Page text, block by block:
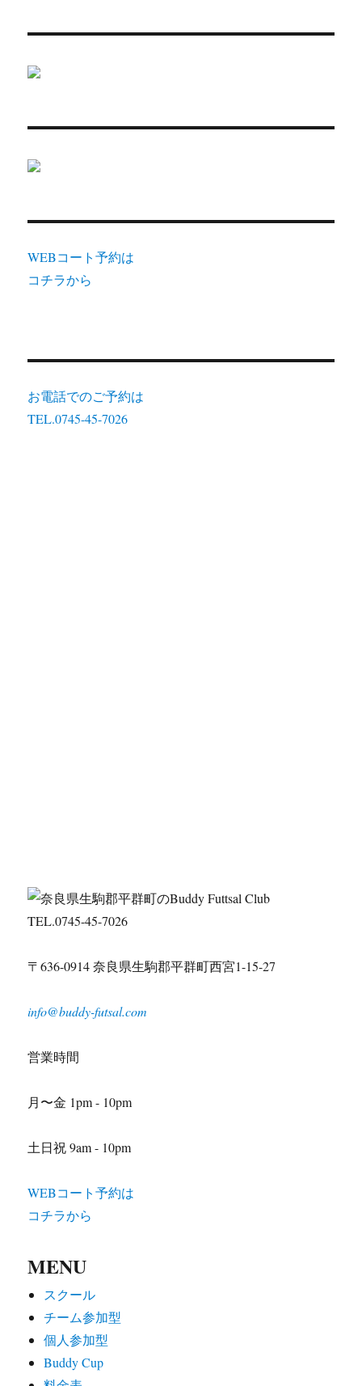
WEBコート予約は
コチラから
お電話でのご予約は
TEL.0745-45-7026
TEL.0745-45-7026
〒636-0914 奈良県生駒郡平群町西宮1-15-27
info@buddy-futsal.com
営業時間
月〜金 1pm - 10pm
土日祝 9am - 10pm
WEBコート予約は
コチラから
MENU
スクール
チーム参加型
個人参加型
Buddy Cup